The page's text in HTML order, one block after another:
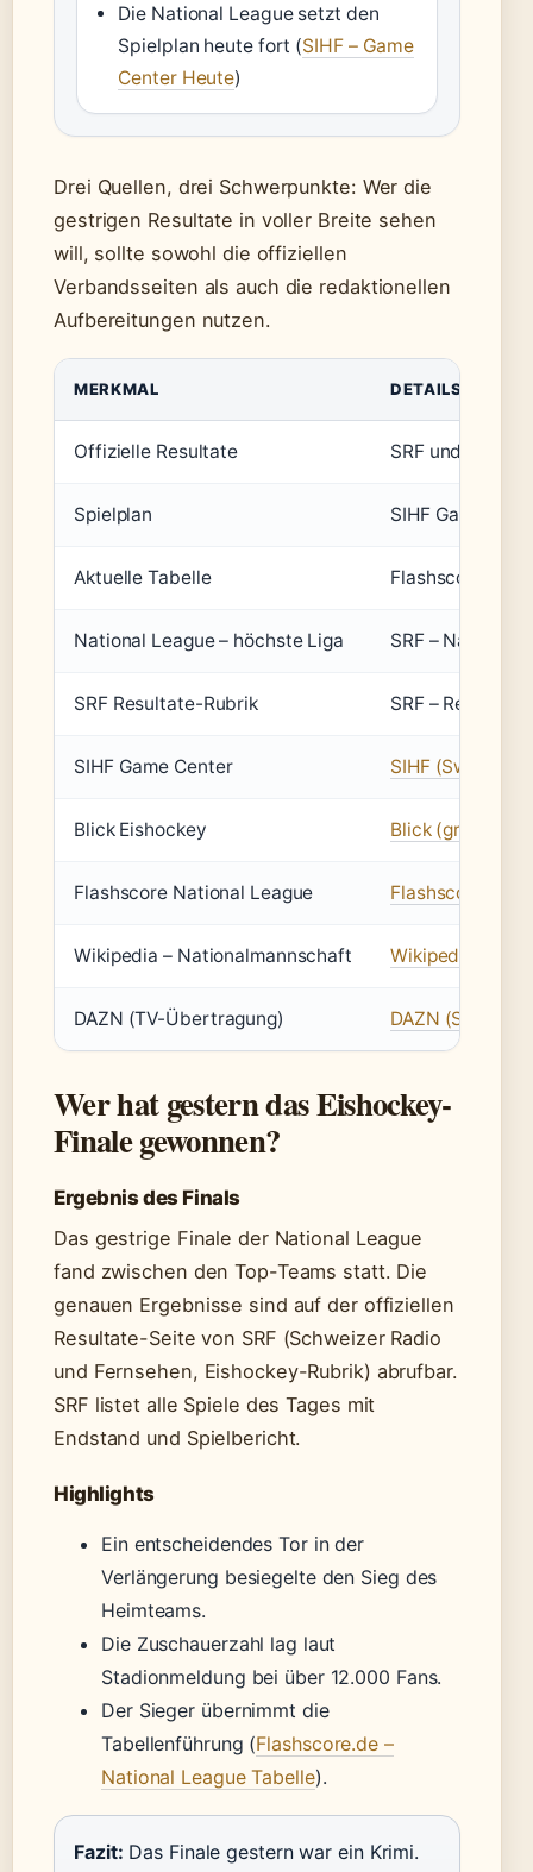
Die National League setzt den
Spielplan heute fort (SIHF – Game
Center Heute)
Drei Quellen, drei Schwerpunkte: Wer die
gestrigen Resultate in voller Breite sehen
will, sollte sowohl die offiziellen
Verbandsseiten als auch die redaktionellen
Aufbereitungen nutzen.
MERKMAL DETAILS
Offizielle Resultate SRF und SIHF
Spielplan SIHF Game
Aktuelle Tabelle Flashscore.de
National League – höchste Liga SRF – National
SRF Resultate-Rubrik SRF –
SIHF Game Center SIHF (Swiss
Blick Eishockey Blick (grosse
Flashscore National League Flashscore.de
Wikipedia – Nationalmannschaft Wikipedia
DAZN (TV-Übertragung) DAZN
Wer hat gestern das Eishockey-
Finale gewonnen?
Ergebnis des Finals
Das gestrige Finale der National League
fand zwischen den Top-Teams statt. Die
genauen Ergebnisse sind auf der offiziellen
Resultate-Seite von SRF (Schweizer Radio
und Fernsehen, Eishockey-Rubrik) abrufbar.
SRF listet alle Spiele des Tages mit
Endstand und Spielbericht.
Highlights
Ein entscheidendes Tor in der
Verlängerung besiegelte den Sieg des
Heimteams.
Die Zuschauerzahl lag laut
Stadionmeldung bei über 12.000 Fans.
Der Sieger übernimmt die
Tabellenführung (Flashscore.de –
National League Tabelle).
Fazit: Das Finale gestern war ein Krimi.